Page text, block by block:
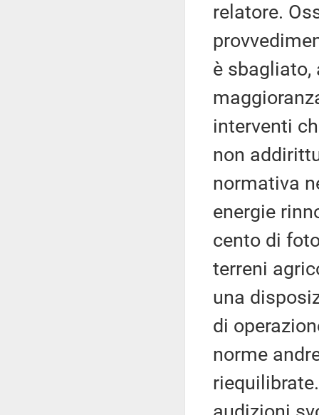
relatore.
è sbagliato,
interventi
non
normativa
energie
cento di
terreni
una
di
norme